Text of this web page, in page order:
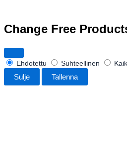
Change Free
Ehdotettu Suhteellinen
Sulje Tallenna